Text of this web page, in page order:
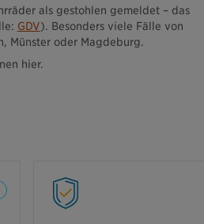
als gestohlen gemeldet – das
GDV). Besonders viele Fälle von
Münster oder Magdeburg.
hier.
Zusätzlich oder
Sie Ihr Fahrrad auch